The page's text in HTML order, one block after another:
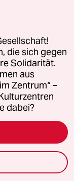
hier die
Jemand muss
(es war
den erfundenen
Herr
sind diese
kehren jetzt
die sich gegen
Solidarität.
aus
Zentrum“ –
dabei?